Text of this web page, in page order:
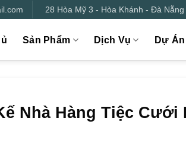
28 Hòa Mỹ 3 - Hòa Khánh - Đà Nẵng
Sản Phẩm Dịch Vụ Dự Án
Nhà Hàng Tiệc Cưới